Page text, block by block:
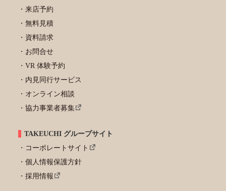
来店予約
無料見積
資料請求
お問合せ
VR 体験予約
内見同行サービス
オンライン相談
協力事業者募集
TAKEUCHI グループサイト
コーポレートサイト
個人情報保護方針
採用情報